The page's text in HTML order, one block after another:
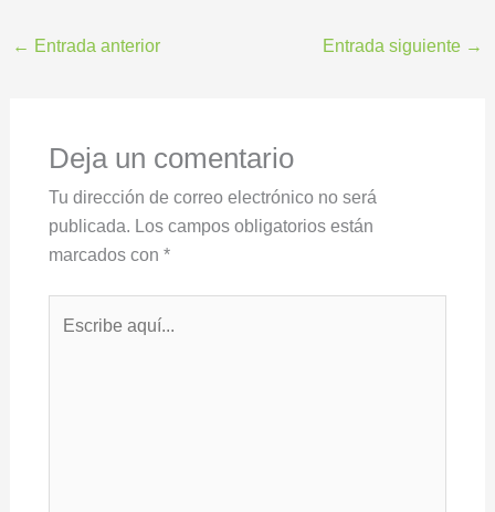
← Entrada anterior Entrada siguiente →
Deja un comentario
Tu dirección de correo electrónico no será
publicada. Los campos obligatorios están
marcados con *
aquí...